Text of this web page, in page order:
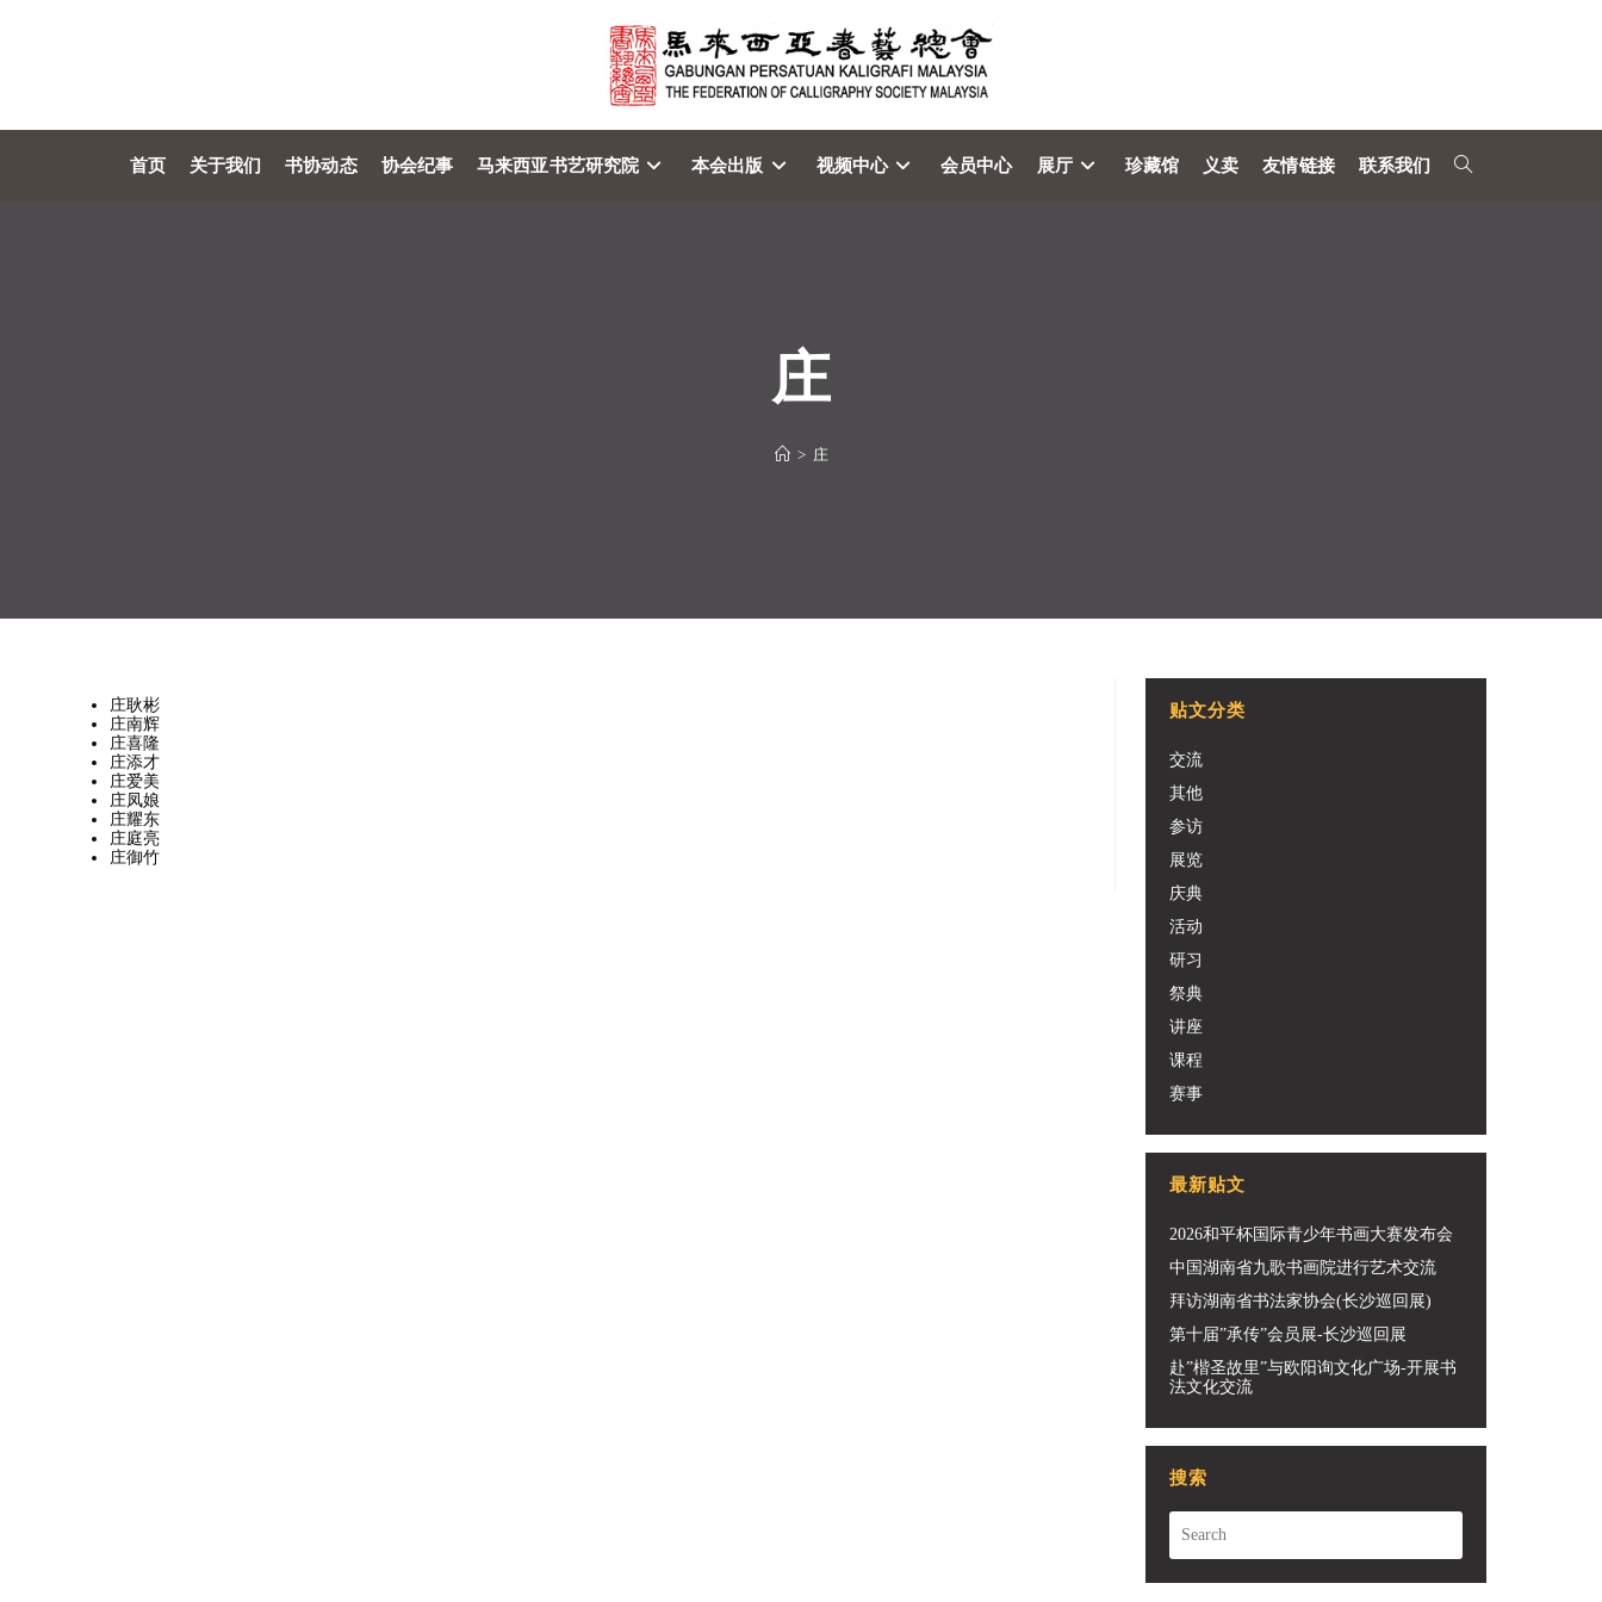
首页 关于我们 书协动态 协会纪事 马来西亚书艺研究院 本会出版 视频中心 会员中心 展厅 珍藏馆 义卖 友情链接 联系我们
庄
> 庄
庄耿彬
庄南辉
庄喜隆
庄添才
庄爱美
庄凤娘
庄耀东
庄庭亮
庄御竹
贴文分类
交流
其他
参访
展览
庆典
活动
研习
祭典
讲座
课程
赛事
最新贴文
2026和平杯国际青少年书画大赛发布会
中国湖南省九歌书画院进行艺术交流
拜访湖南省书法家协会(长沙巡回展)
第十届”承传”会员展-长沙巡回展
赴”楷圣故里”与欧阳询文化广场-开展书
法文化交流
搜索